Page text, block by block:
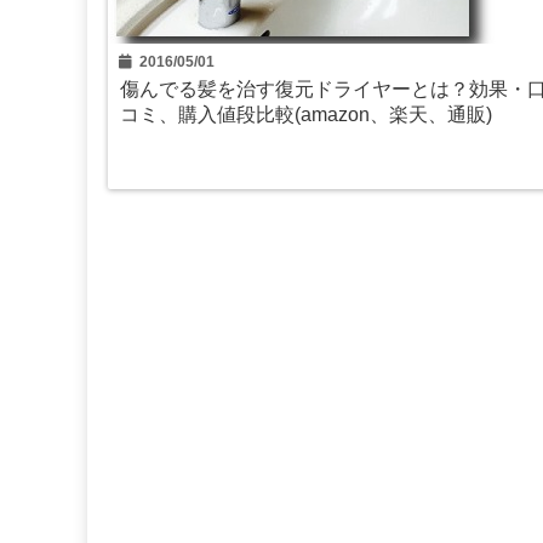
2016/05/01
傷んでる髪を治す復元ドライヤーとは？効果・
コミ、購入値段比較(amazon、楽天、通販)